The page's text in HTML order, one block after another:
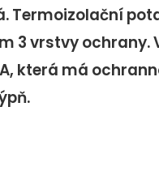
Termoizolační
3 vrstvy ochrany.
která má